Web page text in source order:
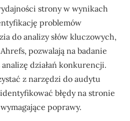
strony w wynikach
problemów
do analizy słów kluczowych,
pozwalają na badanie
działań konkurencji.
z narzędzi do audytu
błędy na stronie
poprawy.